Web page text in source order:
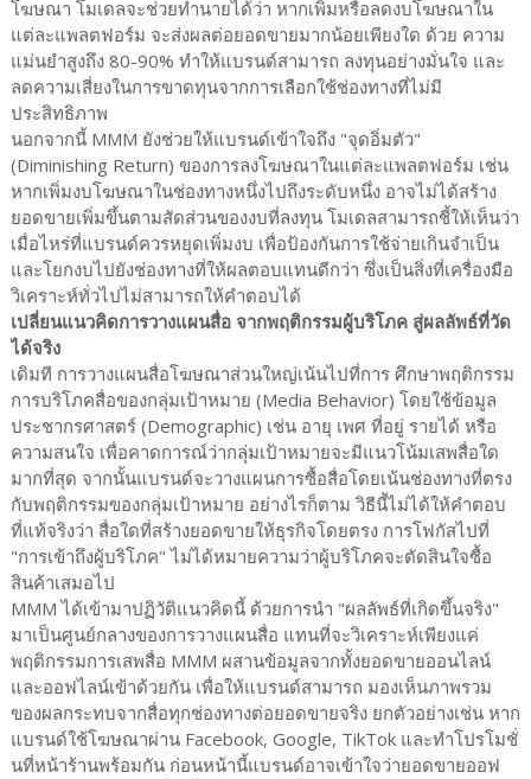
โฆษณา โมเดลจะช่วยทำนายได้ว่า หากเพิ่มหรือลดงบโฆษณาใน
แต่ละแพลตฟอร์ม จะส่งผลต่อยอดขายมากน้อยเพียงใด ด้วย ความ
แม่นยำสูงถึง 80-90% ทำให้แบรนด์สามารถ ลงทุนอย่างมั่นใจ และ
ลดความเสี่ยงในการขาดทุนจากการเลือกใช้ช่องทางที่ไม่มี
ประสิทธิภาพ
นอกจากนี้ MMM ยังช่วยให้แบรนด์เข้าใจถึง "จุดอิ่มตัว"
(Diminishing Return) ของการลงโฆษณาในแต่ละแพลตฟอร์ม เช่น
หากเพิ่มงบโฆษณาในช่องทางหนึ่งไปถึงระดับหนึ่ง อาจไม่ได้สร้าง
ยอดขายเพิ่มขึ้นตามสัดส่วนของงบที่ลงทุน โมเดลสามารถชี้ให้เห็นว่า
เมื่อไหร่ที่แบรนด์ควรหยุดเพิ่มงบ เพื่อป้องกันการใช้จ่ายเกินจำเป็น
และโยกงบไปยังช่องทางที่ให้ผลตอบแทนดีกว่า ซึ่งเป็นสิ่งที่เครื่องมือ
วิเคราะห์ทั่วไปไม่สามารถให้คำตอบได้
เปลี่ยนแนวคิดการวางแผนสื่อ จากพฤติกรรมผู้บริโภค สู่ผลลัพธ์ที่วัด
ได้จริง
เดิมที การวางแผนสื่อโฆษณาส่วนใหญ่เน้นไปที่การ ศึกษาพฤติกรรม
การบริโภคสื่อของกลุ่มเป้าหมาย (Media Behavior) โดยใช้ข้อมูล
ประชากรศาสตร์ (Demographic) เช่น อายุ เพศ ที่อยู่ รายได้ หรือ
ความสนใจ เพื่อคาดการณ์ว่ากลุ่มเป้าหมายจะมีแนวโน้มเสพสื่อใด
มากที่สุด จากนั้นแบรนด์จะวางแผนการซื้อสื่อโดยเน้นช่องทางที่ตรง
กับพฤติกรรมของกลุ่มเป้าหมาย อย่างไรก็ตาม วิธีนี้ไม่ได้ให้คำตอบ
ที่แท้จริงว่า สื่อใดที่สร้างยอดขายให้ธุรกิจโดยตรง การโฟกัสไปที่
"การเข้าถึงผู้บริโภค" ไม่ได้หมายความว่าผู้บริโภคจะตัดสินใจซื้อ
สินค้าเสมอไป
MMM ได้เข้ามาปฏิวัติแนวคิดนี้ ด้วยการนำ "ผลลัพธ์ที่เกิดขึ้นจริง"
มาเป็นศูนย์กลางของการวางแผนสื่อ แทนที่จะวิเคราะห์เพียงแค่
พฤติกรรมการเสพสื่อ MMM ผสานข้อมูลจากทั้งยอดขายออนไลน์
และออฟไลน์เข้าด้วยกัน เพื่อให้แบรนด์สามารถ มองเห็นภาพรวม
ของผลกระทบจากสื่อทุกช่องทางต่อยอดขายจริง ยกตัวอย่างเช่น หาก
แบรนด์ใช้โฆษณาผ่าน Facebook, Google, TikTok และทำโปรโมชั่
นที่หน้าร้านพร้อมกัน ก่อนหน้านี้แบรนด์อาจเข้าใจว่ายอดขายออฟ